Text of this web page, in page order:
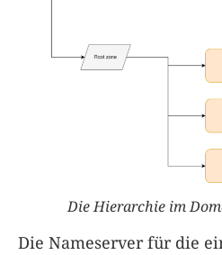
Die Hierarchie im
Die Nameserver für die